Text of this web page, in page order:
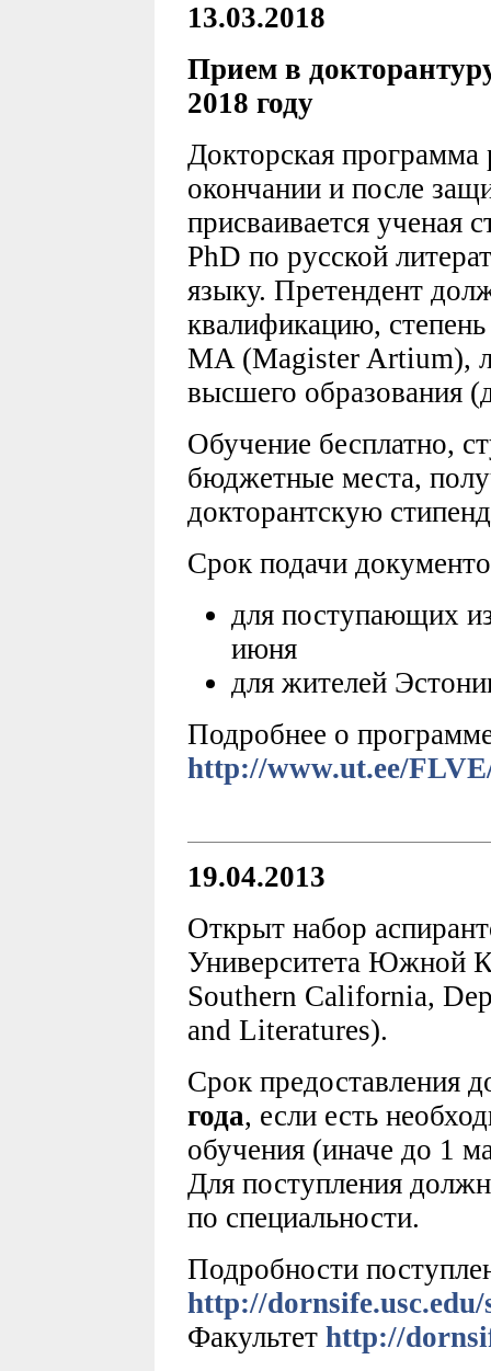
13.03.2018
Прием в
2018 году
Докторская программа
окончании и после
присваивается ученая
PhD по русской
языку. Претендент
квалификацию,
MA (Magister Artium),
высшего образования
Обучение бесплатно,
бюджетные места,
докторантскую
Срок подачи
для поступающих
июня
для жителей
Подробнее о
http://www.ut.ee/
19.04.2013
Открыт набор
Университета Южной
Southern California,
and Literatures).
Срок предоставления
года, если есть
обучения (иначе до 1
Для поступления
по специальности.
Подробности
http://
Факультет http://